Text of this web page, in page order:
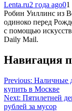
Lenta.ru2 года ago01
Робин Уиллинс из
одиноко перед
с помощью
Daily Mail.
Навигация
Previous: Наличные
купить в Москве
Next: Пятилетней
рублей за мусор